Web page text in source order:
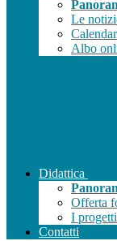
Le
Albo
Didattica
Offerta
I
Contatti